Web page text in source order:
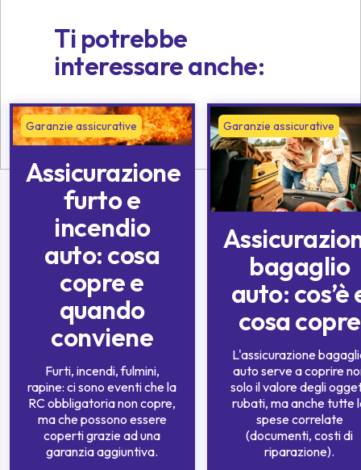
Ti potrebbe
interessare anche:
Garanzie assicurative
Assicurazione
furto e
incendio
auto: cosa
copre e
quando
conviene
Furti, incendi, fulmini,
rapine: ci sono eventi che la
RC obbligatoria non copre,
ma che possono essere
coperti grazie ad una
garanzia aggiuntiva.
Garanzie assicurative
bagaglio
auto: cos’è
cosa copre
L'assicurazione
auto serve a coprire
solo il valore degli
rubati, ma anche tutte
spese correlate
(documenti, costi di
riparazione).